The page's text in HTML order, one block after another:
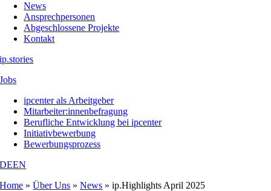
News
Ansprechpersonen
Abgeschlossene Projekte
Kontakt
ip.stories
Jobs
ipcenter als Arbeitgeber
Mitarbeiter:innenbefragung
Berufliche Entwicklung bei ipcenter
Initiativbewerbung
Bewerbungsprozess
DEEN
Home »Über Uns »News »ip.Highlights April 2025